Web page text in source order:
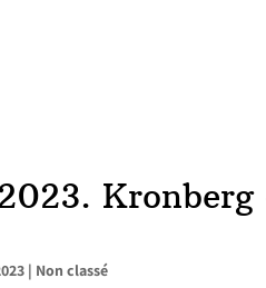
| Non classé